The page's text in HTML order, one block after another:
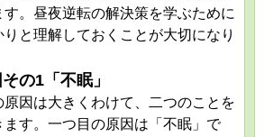
。昼夜逆転の解決策を学ぶために
と理解しておくことが大切になり
の1「不眠」
因は大きくわけて、二つのことを
ます。一つ目の原因は「不眠」で